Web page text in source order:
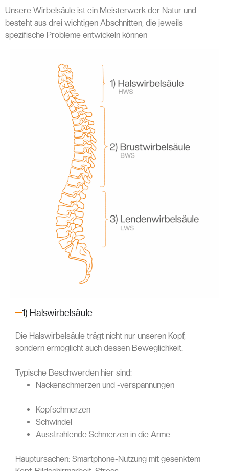
Unsere Wirbelsäule ist ein Meisterwerk der Natur und
besteht aus drei wichtigen Abschnitten, die jeweils
spezifische Probleme entwickeln können
1) Halswirbelsäule
Die Halswirbelsäule trägt nicht nur unseren Kopf,
sondern ermöglicht auch dessen Beweglichkeit.
Typische Beschwerden hier sind:
Nackenschmerzen und -verspannungen
Kopfschmerzen
Schwindel
Ausstrahlende Schmerzen in die Arme
Hauptursachen: Smartphone-Nutzung mit gesenktem